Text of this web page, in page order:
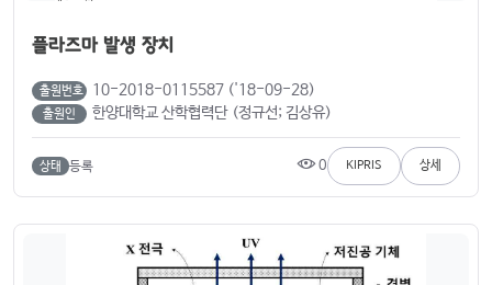
플라즈마 발생 장치
출원번호 10-2018-0115587 ('18-09-28)
출원인 한양대학교 산학협력단 (정규선; 김상유)
상태 등록 0 KIPRIS 상세